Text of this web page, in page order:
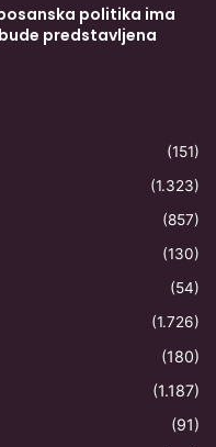
politika ima
predstavljena
(151)
(1.323)
(857)
(130)
(54)
(1.726)
(180)
(1.187)
(91)